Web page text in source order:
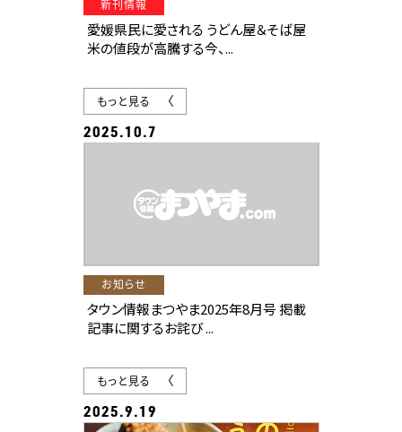
新刊情報
愛媛県民に愛される うどん屋＆そば屋
米の値段が高騰する今、...
もっと見る
2025.10.7
お知らせ
タウン情報まつやま2025年8月号 掲載
記事に関するお詫び ...
もっと見る
2025.9.19